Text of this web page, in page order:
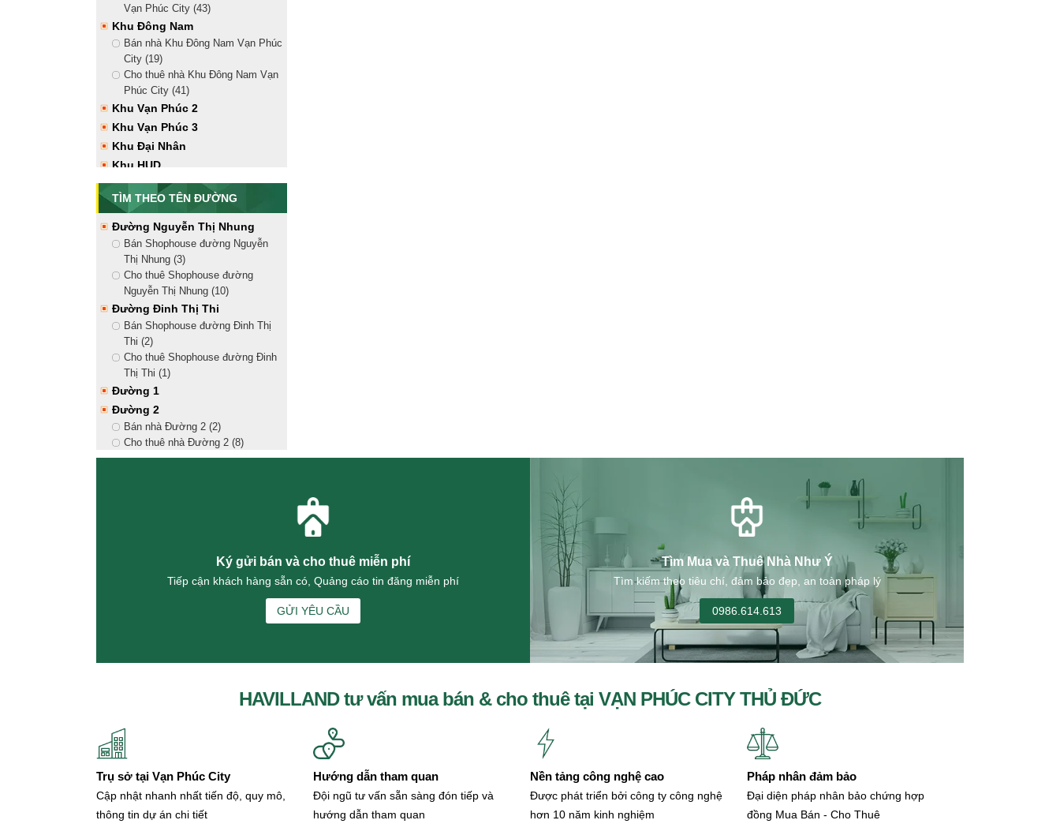
Bán nhà hướng Đông Bắc Vạn
Phúc City (5)
Cho thuê nhà hướng Đông Bắc
Vạn Phúc City (14)
Đông Nam
Bán nhà hướng Đông Nam Vạn
Phúc City (5)
Cho thuê nhà hướng Đông Nam
Vạn Phúc City (12)
Tây Bắc
Bán nhà hướng Tây Bắc Vạn
Phúc City (7)
Cho thuê nhà hướng Tây Bắc Vạn
Phúc City (17)
Tây Nam
Bán nhà hướng Tây Nam Vạn
Phúc City (9)
Cho thuê nhà hướng Tây Nam
Vạn Phúc City (17)
Vạn Phúc City (43)
Khu Đông Nam
Bán nhà Khu Đông Nam Vạn Phúc
City (19)
Cho thuê nhà Khu Đông Nam Vạn
Phúc City (41)
Khu Vạn Phúc 2
Khu Vạn Phúc 3
Khu Đại Nhân
Khu HUD
TÌM THEO TÊN ĐƯỜNG
Đường Nguyễn Thị Nhung
Bán Shophouse đường Nguyễn
Thị Nhung (3)
Cho thuê Shophouse đường
Nguyễn Thị Nhung (10)
Đường Đinh Thị Thi
Bán Shophouse đường Đinh Thị
Thi (2)
Cho thuê Shophouse đường Đinh
Thị Thi (1)
Đường 1
Đường 2
Bán nhà Đường 2 (2)
Cho thuê nhà Đường 2 (8)
Đường 3
Bán nhà Đường 7 (4)
Đường 11
Đường 12
Đường 13
Đường 14
Đường 15
Ký gửi bán và cho thuê miễn phí
Tiếp cận khách hàng sẵn có, Quảng cáo tin đăng miễn phí
GỬI YÊU CẦU
Tìm Mua và Thuê Nhà Như Ý
Tìm kiếm theo tiêu chí, đảm bảo đẹp, an toàn pháp lý
0986.614.613
HAVILLAND tư vấn mua bán & cho thuê tại VẠN PHÚC CITY THỦ ĐỨC
Trụ sở tại Vạn Phúc City
Cập nhật nhanh nhất tiến độ, quy mô,
thông tin dự án chi tiết
Hướng dẫn tham quan
Đội ngũ tư vấn sẵn sàng đón tiếp và
hướng dẫn tham quan
Nền tảng công nghệ cao
Được phát triển bởi công ty công nghệ
hơn 10 năm kinh nghiệm
Pháp nhân đảm bảo
Đại diện pháp nhân bảo chứng hợp
đồng Mua Bán - Cho Thuê